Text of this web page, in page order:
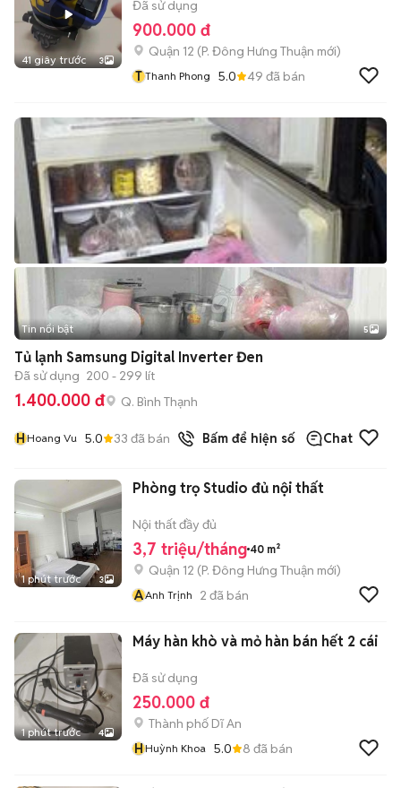
41 giây trước 3
Đã sử dụng
900.000 đ
Quận 12 (P. Đông Hưng Thuận mới)
T Thanh Phong 5.0 49 đã bán
Tin nổi bật 5
Tủ lạnh Samsung Digital Inverter Đen
Đã sử dụng 200 - 299 lít
1.400.000 đ Q. Bình Thạnh
HHoang Vu 5.0 33 đã bán Bấm để hiện số Chat
1 phút trước 3
Phòng trọ Studio đủ nội thất
Nội thất đầy đủ
3,7 triệu/tháng 40 m²
Quận 12 (P. Đông Hưng Thuận mới)
AAnh Trịnh 2 đã bán
1 phút trước 4
Máy hàn khò và mỏ hàn bán hết 2 cái
Đã sử dụng
250.000 đ
Thành phố Dĩ An
HHuỳnh Khoa 5.0 8 đã bán